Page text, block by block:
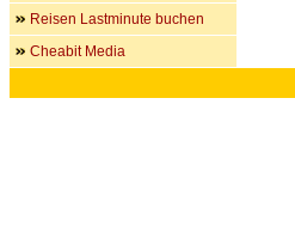
Reisen Lastminute buchen
Cheabit Media